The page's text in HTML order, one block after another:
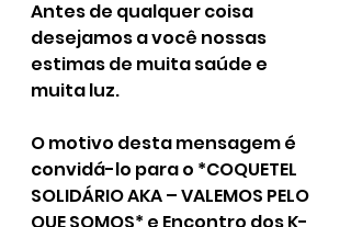
Antes de qualquer coisa
desejamos a você nossas
estimas de muita saúde e
muita luz.
O motivo desta mensagem é
convidá-lo para o *COQUETEL
SOLIDÁRIO AKA – VALEMOS PELO